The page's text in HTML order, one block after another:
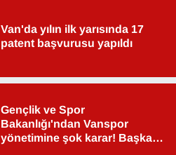
Van'da yılın ilk yarısında 17
patent başvurusu yapıldı
Gençlik ve Spor
Bakanlığı'ndan Vanspor
yönetimine şok karar! Başkan